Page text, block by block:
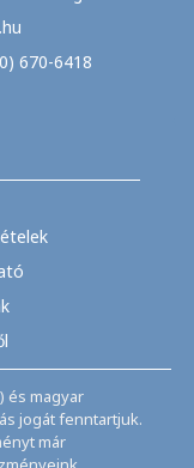
670-6418
és magyar
jogát fenntartjuk.
már